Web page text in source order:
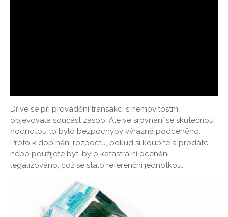
Dříve se při provádění transakcí s nemovitostmi
objevovala součást zásob. Ale ve srovnání se skutečnou
hodnotou to bylo bezpochyby výrazně podceněno.
Proto k doplnění rozpočtu, pokud si koupíte a prodáte
nebo použijete byt, bylo katastrální ocenění
legalizováno, což se stalo referenční jednotkou.